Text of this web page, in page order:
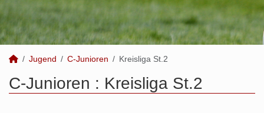
Jugend C-Junioren Kreisliga St.2
C-Junioren : Kreisliga St.2